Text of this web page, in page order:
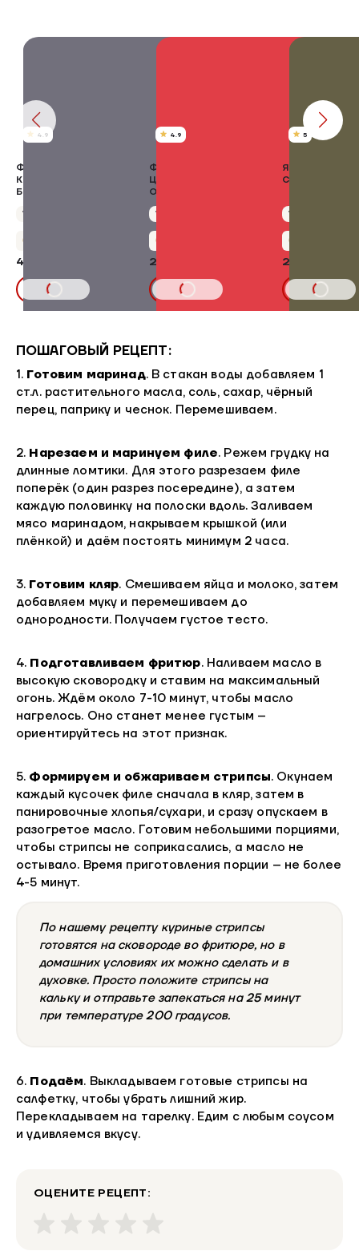
4.9
ФИЛЕ ГРУДКИ БЕЗ
КОЖИ ЦЫПЛЯТ-
БРОЙЛЕРОВ
Упаковка 750 г
426,75 ₽
В КОРЗИНУ
4.9
ФИЛЕ ГРУДКИ МАЛОЕ
ЦЫПЛЯТ-БРОЙЛЕРОВ
ОХЛАЖДЕННОЕ
Упаковка 5,00 кг
2875,00 ₽
В КОРЗИНУ
5
ЯЙЦО РОСКАР
СО 15 ШТ
Упаковка 15 шт
259,00 ₽
В КОРЗИНУ
ПОШАГОВЫЙ РЕЦЕПТ:
1. Готовим маринад. В стакан воды добавляем 1
ст.л. растительного масла, соль, сахар, чёрный
перец, паприку и чеснок. Перемешиваем.
2. Нарезаем и маринуем филе. Режем грудку на
длинные ломтики. Для этого разрезаем филе
поперёк (один разрез посередине), а затем
каждую половинку на полоски вдоль. Заливаем
мясо маринадом, накрываем крышкой (или
плёнкой) и даём постоять минимум 2 часа.
3. Готовим кляр. Смешиваем яйца и молоко, затем
добавляем муку и перемешиваем до
однородности. Получаем густое тесто.
4. Подготавливаем фритюр. Наливаем масло в
высокую сковородку и ставим на максимальный
огонь. Ждём около 7-10 минут, чтобы масло
нагрелось. Оно станет менее густым –
ориентируйтесь на этот признак.
5. Формируем и обжариваем стрипсы. Окунаем
каждый кусочек филе сначала в кляр, затем в
панировочные хлопья/сухари, и сразу опускаем в
разогретое масло. Готовим небольшими порциями,
чтобы стрипсы не соприкасались, а масло не
остывало. Время приготовления порции – не более
4-5 минут.
По нашему рецепту куриные стрипсы
готовятся на сковороде во фритюре, но в
домашних условиях их можно сделать и в
духовке. Просто положите стрипсы на
кальку и отправьте запекаться на 25 минут
при температуре 200 градусов.
6. Подаём. Выкладываем готовые стрипсы на
салфетку, чтобы убрать лишний жир.
Перекладываем на тарелку. Едим с любым соусом
и удивляемся вкусу.
ОЦЕНИТЕ РЕЦЕПТ: